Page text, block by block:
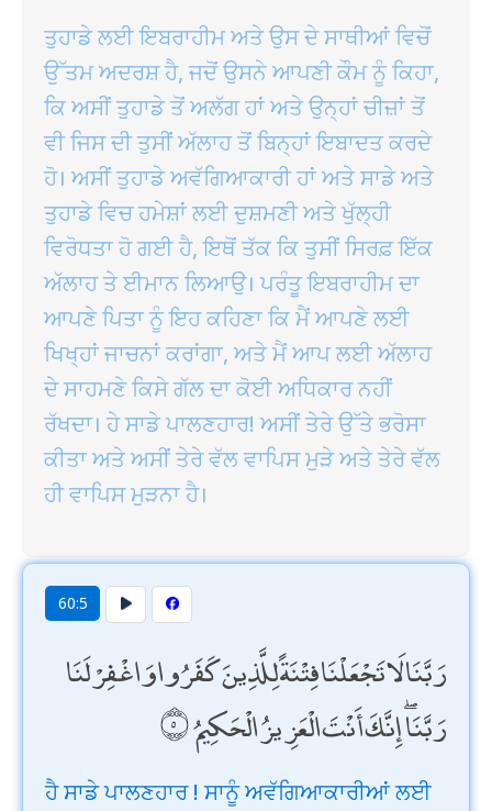
ਤੁਹਾਡੇ ਲਈ ਇਬਰਾਹੀਮ ਅਤੇ ਉਸ ਦੇ ਸਾਥੀਆਂ ਵਿਚੋਂ
ਉੱਤਮ ਅਦਰਸ਼ ਹੈ, ਜਦੋਂ ਉਸਨੇ ਆਪਣੀ ਕੌਮ ਨੂੰ ਕਿਹਾ,
ਕਿ ਅਸੀਂ ਤੁਹਾਡੇ ਤੋਂ ਅਲੱਗ ਹਾਂ ਅਤੇ ਉਨ੍ਹਾਂ ਚੀਜ਼ਾਂ ਤੋਂ
ਵੀ ਜਿਸ ਦੀ ਤੁਸੀਂ ਅੱਲਾਹ ਤੋਂ ਬਿਨ੍ਹਾਂ ਇਬਾਦਤ ਕਰਦੇ
ਹੋ। ਅਸੀਂ ਤੁਹਾਡੇ ਅਵੱਗਿਆਕਾਰੀ ਹਾਂ ਅਤੇ ਸਾਡੇ ਅਤੇ
ਤੁਹਾਡੇ ਵਿਚ ਹਮੇਸ਼ਾਂ ਲਈ ਦੁਸ਼ਮਣੀ ਅਤੇ ਖੁੱਲ੍ਹੀ
ਵਿਰੋਧਤਾ ਹੋ ਗਈ ਹੈ, ਇਥੋਂ ਤੱਕ ਕਿ ਤੁਸੀਂ ਸਿਰਫ਼ ਇੱਕ
ਅੱਲਾਹ ਤੇ ਈਮਾਨ ਲਿਆਉ। ਪਰੰਤੂ ਇਬਰਾਹੀਮ ਦਾ
ਆਪਣੇ ਪਿਤਾ ਨੂੰ ਇਹ ਕਹਿਣਾ ਕਿ ਮੈਂ ਆਪਣੇ ਲਈ
ਖਿਖ੍ਹਾਂ ਜਾਚਨਾਂ ਕਰਾਂਗਾ, ਅਤੇ ਮੈਂ ਆਪ ਲਈ ਅੱਲਾਹ
ਦੇ ਸਾਹਮਣੇ ਕਿਸੇ ਗੱਲ ਦਾ ਕੋਈ ਅਧਿਕਾਰ ਨਹੀਂ
ਰੱਖਦਾ। ਹੇ ਸਾਡੇ ਪਾਲਣਹਾਰ! ਅਸੀਂ ਤੇਰੇ ਉੱਤੇ ਭਰੋਸਾ
ਕੀਤਾ ਅਤੇ ਅਸੀਂ ਤੇਰੇ ਵੱਲ ਵਾਪਿਸ ਮੁੜੇ ਅਤੇ ਤੇਰੇ ਵੱਲ
ਹੀ ਵਾਪਿਸ ਮੁੜਨਾ ਹੈ।
60:5
رَبَّنَا لَا تَجْعَلْنَا فِتْنَةً لِلَّذِينَ كَفَرُوا وَاغْفِرْ لَنَا
رَبَّنَا ۖ إِنَّكَ أَنْتَ الْعَزِيزُ الْحَكِيمُ
ਹੈ ਸਾਡੇ ਪਾਲਣਹਾਰ ! ਸਾਨੂੰ ਅਵੱਗਿਆਕਾਰੀਆਂ ਲਈ